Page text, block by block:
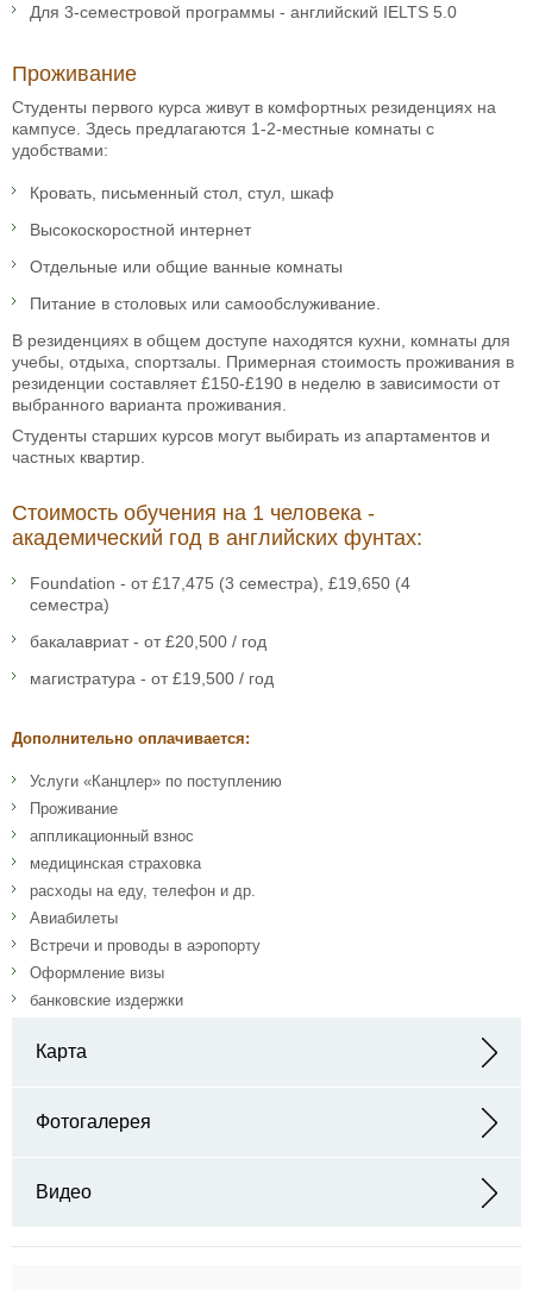
Для 3-семестровой программы - английский IELTS 5.0
Проживание
Студенты первого курса живут в комфортных резиденциях на
кампусе. Здесь предлагаются 1-2-местные комнаты с
удобствами:
Кровать, письменный стол, стул, шкаф
Высокоскоростной интернет
Отдельные или общие ванные комнаты
Питание в столовых или самообслуживание.
В резиденциях в общем доступе находятся кухни, комнаты для
учебы, отдыха, спортзалы. Примерная стоимость проживания в
резиденции составляет £150-£190 в неделю в зависимости от
выбранного варианта проживания.
Студенты старших курсов могут выбирать из апартаментов и
частных квартир.
Стоимость обучения на 1 человека -
академический год в английских фунтах:
Foundation - от £17,475 (3 семестра), £19,650 (4
семестра)
бакалавриат - от £20,500 / год
магистратура - от £19,500 / год
Дополнительно оплачивается:
Услуги «Канцлер» по поступлению
Проживание
аппликационный взнос
медицинская страховка
расходы на еду, телефон и др.
Авиабилеты
Встречи и проводы в аэропорту
Оформление визы
банковские издержки
Карта
Фотогалерея
Видео